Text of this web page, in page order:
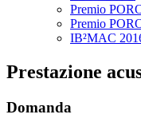
Premio
Premio
IB²MAC
Prestazione
Domanda